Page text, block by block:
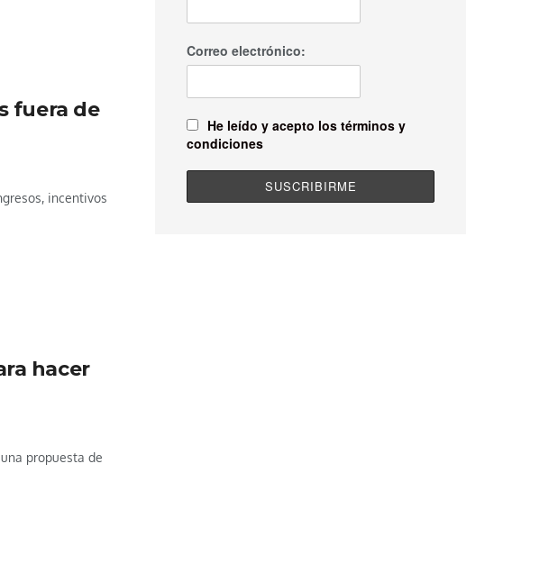
fuera de
incentivos
hacer
propuesta de
Correo electrónico:
He leído y acepto los términos y
condiciones